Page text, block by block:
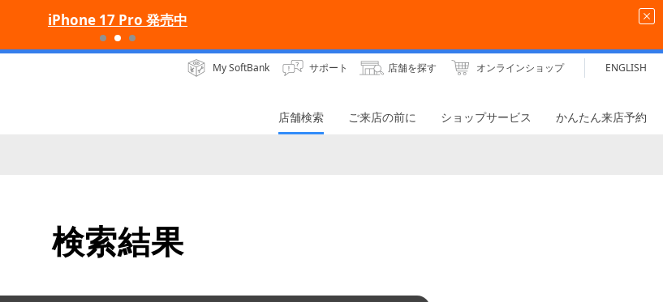
iPhone 17 Pro 発売中
My SoftBank サポート 店舗を探す オンラインショップ ENGLISH
店舗検索 ご来店の前に ショップサービス かんたん来店予約
検索結果